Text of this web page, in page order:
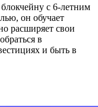
с 6-летним
он обучает
расширяет свои
в
и быть в